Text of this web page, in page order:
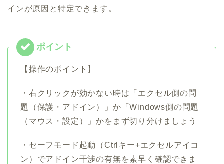
インが原因と特定できます。
【操作のポイント】
・右クリックが効かない時は「エクセル側の問
題（保護・アドイン）」か「Windows側の問題
（マウス・設定）」かをまず切り分けましょう
・セーフモード起動（Ctrlキー+エクセルアイコ
ン）でアドイン干渉の有無を素早く確認できま